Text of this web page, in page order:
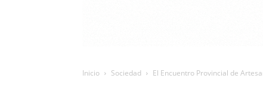
Inicio Sociedad El Encuentro Provincial de